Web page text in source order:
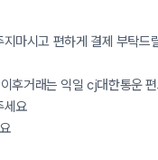
마시고 편하게 결제 부탁드
후거래는 익일 cj대한통운
세요